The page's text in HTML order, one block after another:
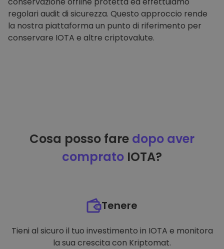
regolari audit di sicurezza. Questo approccio rende
la nostra piattaforma un punto di riferimento per
conservare IOTA e altre criptovalute.
Cosa posso fare dopo aver
comprato IOTA?
Tenere
Tieni al sicuro il tuo investimento in IOTA e monitora
la sua crescita con Kriptomat.